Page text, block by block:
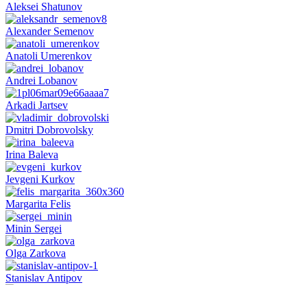
Aleksei Shatunov
Alexander Semenov
Anatoli Umerenkov
Andrei Lobanov
Arkadi Jartsev
Dmitri Dobrovolsky
Irina Baleva
Jevgeni Kurkov
Margarita Felis
Minin Sergei
Olga Zarkova
Stanislav Antipov